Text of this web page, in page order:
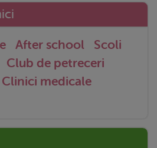
After school
Scoli
Club de petreceri
Clinici medicale